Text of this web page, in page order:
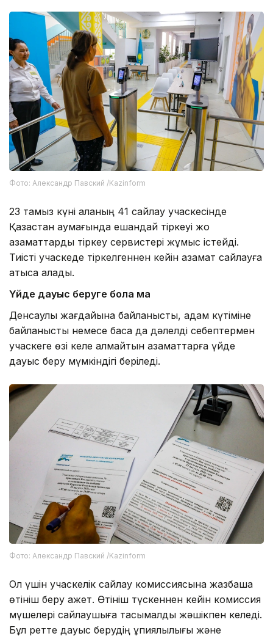
Фото: Александр Павский /Kazinform
23 тамыз күні қаланың 41 сайлау учаскесінде
Қазақстан аумағында ешқандай тіркеуі жоқ
азаматтарды тіркеу сервистері жұмыс істейді.
Тиісті учаскеде тіркелгеннен кейін азамат сайлауға
қатыса алады.
Үйде дауыс беруге бола ма
Денсаулық жағдайына байланысты, адам күтіміне
байланысты немесе басқа да дәлелді себептермен
учаскеге өзі келе алмайтын азаматтарға үйде
дауыс беру мүмкіндігі беріледі.
Фото: Александр Павский /Kazinform
Ол үшін учаскелік сайлау комиссиясына жазбаша
өтініш беру қажет. Өтініш түскеннен кейін комиссия
мүшелері сайлаушыға тасымалды жәшікпен келеді.
Бұл ретте дауыс берудің құпиялылығы және